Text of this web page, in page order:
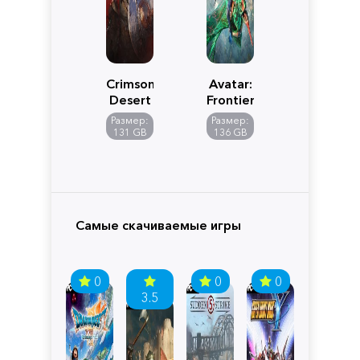
Crimson
Desert
Размер:
131 GB
Avatar:
Frontiers
of
Pandora
Размер:
136 GB
Самые скачиваемые игры
0
3.5
0 0